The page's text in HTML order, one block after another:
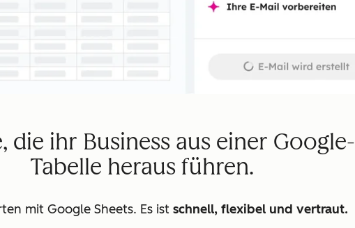
die ihr Business aus einer Google-
Tabelle heraus führen.
mit Google Sheets. Es ist schnell, flexibel und vertraut.